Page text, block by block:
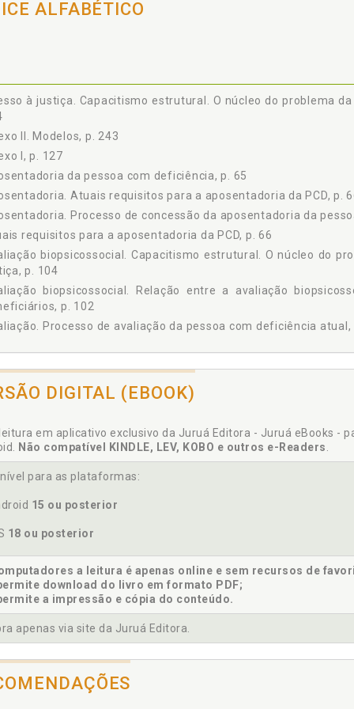
FACULTATIVO À CONVENÇÃO SOBRE OS DIREITOS DAS
DE DIREITOS DAS PESSOAS DEFICIENTES - 1975
N° 129, DE 22 DE MAIO DE 1991, p. 181
N° 5.296, DE 2 DE DEZEMBRO DE 2004, p. 183
Nº 13.345, DE 10 DE OUTUBRO DE 2016, p. 213
Nº 9.296, DE 1º DE MARÇO DE 2018, p. 217
N° 30, DE 22 DE SETEMBRO DE 2015, p. 223
Nº 9.404, DE 11 DE JUNHO DE 2018, p. 227
II - MODELOS, p. 243
ASSISTENCIAL À PESSOA COM DEFICIÊNCIA.
COM DEFICIÊNCIA NO GRUPO FAMILIAR, p. 245
INICIAL. APOSENTADORIA POR TEMPO DE CONTRIBUIÇÃO
ALFABÉTICO
à justiça. Capacitismo estrutural. O núcleo do problema
II. Modelos, p. 243
I, p. 127
da pessoa com deficiência, p. 65
Atuais requisitos para a aposentadoria da PCD, p.
Processo de concessão da aposentadoria da
requisitos para a aposentadoria da PCD, p. 66
biopsicossocial. Capacitismo estrutural. O núcleo do
p. 104
biopsicossocial. Relação entre a avaliação
p. 102
Processo de avaliação da pessoa com deficiência atual,
previdenciário. Falta de aplicação dos precedentes
para pessoas com deficiência, p. 111
estrutural. O núcleo do problema da avaliação
Novo conceito constitucional de pessoa com deficiência,
p. 123
Anexo I, p. 167
sobre os Direitos das Pessoas com Deficiência. Anexo
social e a violação do princípio de segurança jurídica nos
de Direitos das Pessoas Deficientes - 1975
DIGITAL (EBOOK)
em aplicativo exclusivo da Juruá Editora - Juruá eBooks -
Não compatível KINDLE, LEV, KOBO e outros e-Readers.
para as plataformas:
15 ou posterior
18 ou posterior
a leitura é apenas online e sem recursos de
download do livro em formato PDF;
a impressão e cópia do conteúdo.
apenas via site da Juruá Editora.